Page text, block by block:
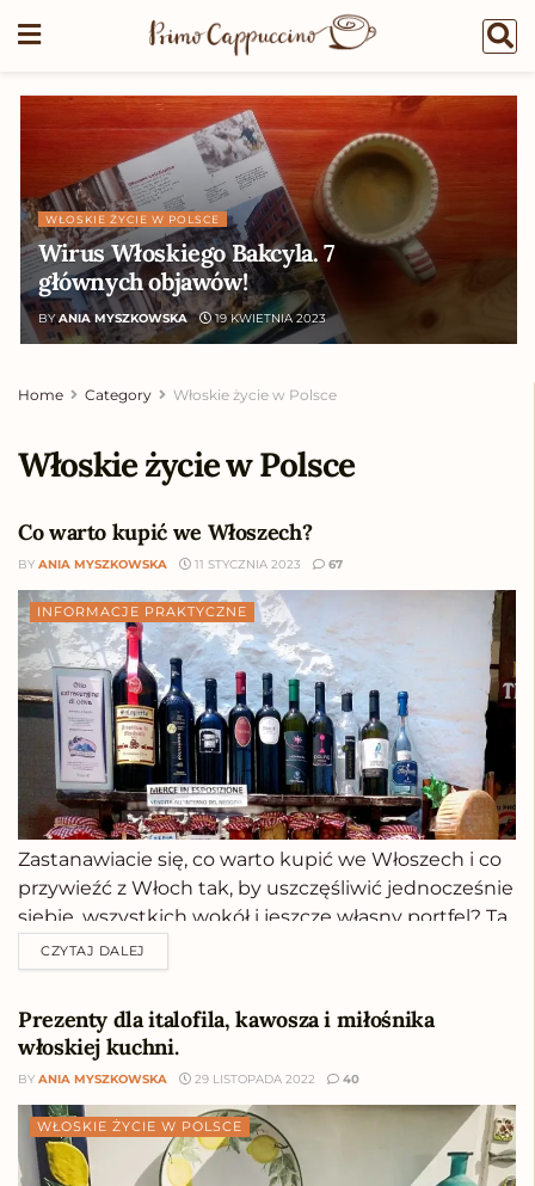
WŁOSKIE ŻYCIE W POLSCE
Wirus Włoskiego Bakcyla. 7
głównych objawów!
BY ANIA MYSZKOWSKA 19 KWIETNIA 2023
Home Category Włoskie życie w Polsce
Włoskie życie w Polsce
Co warto kupić we Włoszech?
BY ANIA MYSZKOWSKA 11 STYCZNIA 2023 67
INFORMACJE PRAKTYCZNE
Zastanawiacie się, co warto kupić we Włoszech i co
przywieźć z Włoch tak, by uszczęśliwić jednocześnie
siebie, wszystkich wokół i jeszcze własny portfel? Ta
lista z pewnością ułatwi Wam życie. Czy wiecie, że
każdą podróż można przeżywać wielokrotnie? Trzy
CZYTAJ DALEJ
Prezenty dla italofila, kawosza i miłośnika
włoskiej kuchni.
BY ANIA MYSZKOWSKA 29 LISTOPADA 2022 40
WŁOSKIE ŻYCIE W POLSCE